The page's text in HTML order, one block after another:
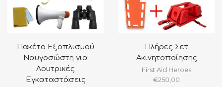
Πακέτο Εξοπλισμού
Ναυγοσώστη για
Λουτρικές
Εγκαταστάσεις
Πλήρες Σετ
Ακινητοποίησης
First Aid Heroes
€250,00